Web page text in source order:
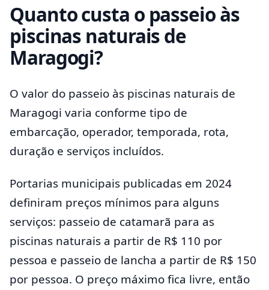
Quanto custa o passeio às
piscinas naturais de
Maragogi?
O valor do passeio às piscinas naturais de
Maragogi varia conforme tipo de
embarcação, operador, temporada, rota,
duração e serviços incluídos.
Portarias municipais publicadas em 2024
definiram preços mínimos para alguns
serviços: passeio de catamarã para as
piscinas naturais a partir de R$ 110 por
pessoa e passeio de lancha a partir de R$ 150
por pessoa. O preço máximo fica livre, então